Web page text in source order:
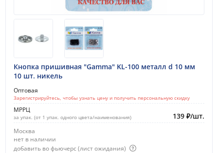
1000-2000 руб.
Новинки:
1 месяц
2 месяца
3 месяца
Распродажа
25%
50%
Кнопка пришивная "Gamma" KL-100 металл d 10 мм
10 шт. никель
Оптовая
Зарегистрируйтесь, чтобы узнать цену и получить персональную скидку
МРРЦ
за упак. (от 1 упак. одного цвета/наименования) 139 ₽/шт.
Москва
нет в наличии
добавить во фьючерс (лист ожидания)